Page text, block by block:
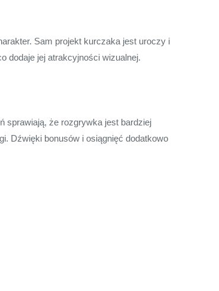
Sam projekt kurczaka jest uroczy i
dodaje jej atrakcyjności wizualnej.
sprawiają, że rozgrywka jest bardziej
Dźwięki bonusów i osiągnięć dodatkowo